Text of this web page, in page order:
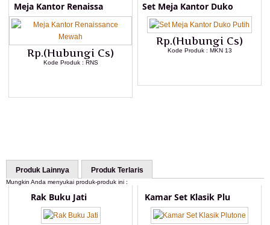
Meja Kantor Renaissa
Rp.(Hubungi Cs)
Kode Produk : RNS
Set Meja Kantor Duko
Rp.(Hubungi Cs)
Kode Produk : MKN 13
Produk Lainnya Produk Terlaris
Mungkin Anda menyukai produk-produk ini :
Rak Buku Jati Kamar Set Klasik Plu